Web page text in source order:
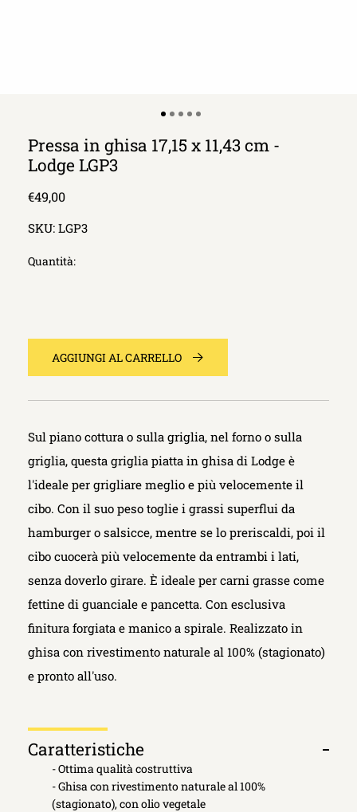
Pressa in ghisa 17,15 x 11,43 cm -
Lodge LGP3
Prezzo
listino
€49,00
SKU: LGP3
Quantità:
AGGIUNGI AL CARRELLO
Sul piano cottura o sulla griglia, nel forno o sulla
griglia, questa griglia piatta in ghisa di Lodge è
l'ideale per grigliare meglio e più velocemente il
cibo. Con il suo peso toglie i grassi superflui da
hamburger o salsicce, mentre se lo preriscaldi, poi il
cibo cuocerà più velocemente da entrambi i lati,
senza doverlo girare. È ideale per carni grasse come
fettine di guanciale e pancetta. Con esclusiva
finitura forgiata e manico a spirale. Realizzato in
ghisa con rivestimento naturale al 100% (stagionato)
e pronto all'uso.
Caratteristiche
Apri
- Ottima qualità costruttiva
- Ghisa con rivestimento naturale al 100%
(stagionato), con olio vegetale